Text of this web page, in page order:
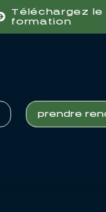
Téléchargez le
formation
prendre